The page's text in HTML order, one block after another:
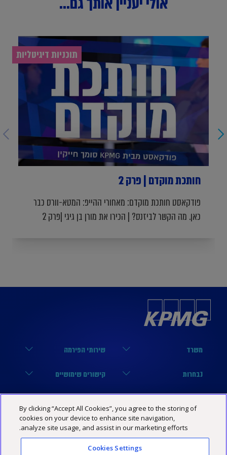
תוכניות דיגיטליות
חותכת מוקדם | פרק 2
פודקאסט חותכת מוקדם: מאחורי ההייפ: המטא-וורס כבר
כאן. מה הקשר לביזנס? | הכירו את מורן בן גיגי |פרק 2
משרד
הארבעה 17, תל אביב
03-6848444
Israel@kpmg.com
שירותי הפירמה
מערך הביקורת
מערך היעוץ
נבחרות
נבחרת טכנולוגיה
נבחרת פיננסים
נבחרת נדל”ן
קישורים שימושיים
הסיפור שלנו
מרכז מידע
שותפים
Facebook
מדיניות פרטיות הצהרת נגישות תנאי האתר
By clicking “Accept All Cookies”, you agree to the storing of
cookies on your device to enhance site navigation,
analyze site usage, and assist in our marketing efforts.
Cookies Settings